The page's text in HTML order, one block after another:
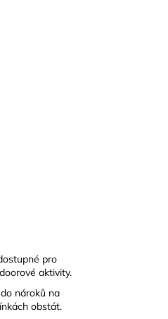
pro
aktivity.
nároků na
obstát.